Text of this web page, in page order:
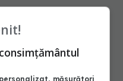
măsurători